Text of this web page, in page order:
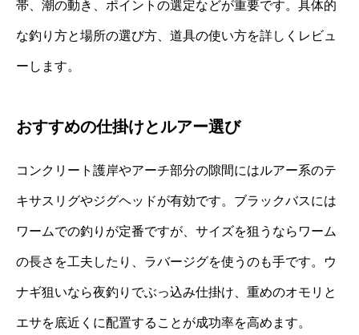
帯、潮の動き、ポイントの選定などが重要です。具体的
な釣り方と場所の選び方、道具の使い方を詳しくレビュ
ーします。
おすすめの仕掛けとルアー選び
コンクリート護岸やアーチ部分の隙間にはルアー系のテ
キサスリグやジグヘッドが有効です。ブラックバスには
ワームでの釣りが定番ですが、サイズを狙うならワーム
の長さを工夫したり、ラバージグを使うのも手です。ウ
ナギ狙いなら夜釣りでぶっ込み仕掛け、重めのオモリと
エサを底近くに配置することが成功率を高めます。